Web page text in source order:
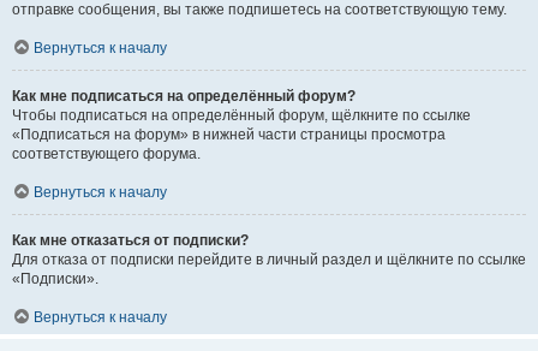
отправке сообщения, вы также подпишетесь на соответствующую тему.
Вернуться к началу
Как мне подписаться на определённый форум?
Чтобы подписаться на определённый форум, щёлкните по ссылке
«Подписаться на форум» в нижней части страницы просмотра
соответствующего форума.
Вернуться к началу
Как мне отказаться от подписки?
Для отказа от подписки перейдите в личный раздел и щёлкните по ссылке
«Подписки».
Вернуться к началу